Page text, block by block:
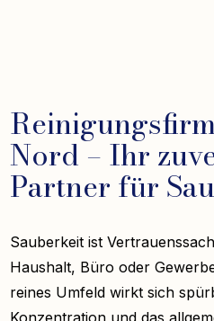
Nord – Ihr
Partner für
Sauberkeit ist
Haushalt, Büro oder
reines Umfeld wirkt sich
Konzentration und das